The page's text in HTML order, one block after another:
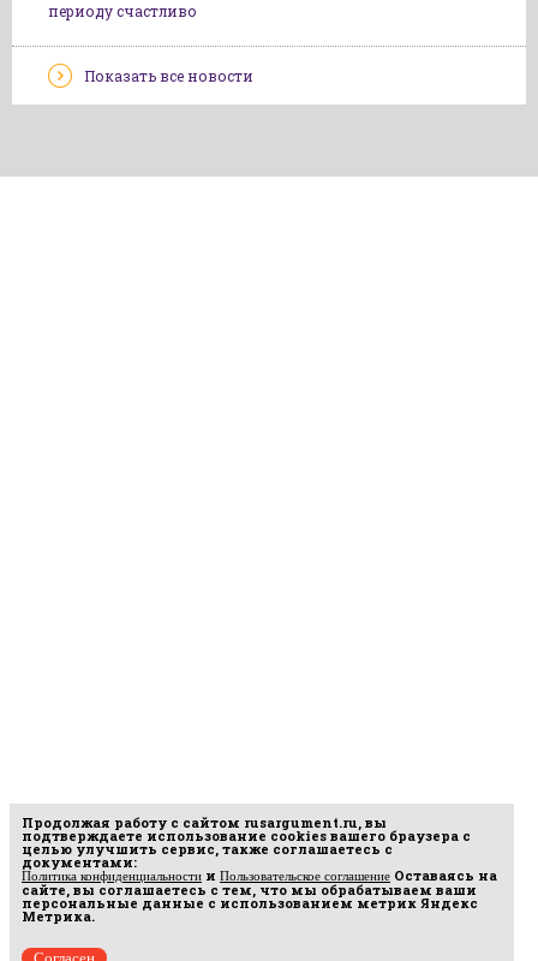
периоду счастливо
Показать все новости
Продолжая работу с сайтом rusargument.ru, вы
подтверждаете использование cookies вашего браузера с
целью улучшить сервис, также соглашаетесь с
документами:
Политика конфиденциальности и Пользовательское соглашение Оставаясь на
сайте, вы соглашаетесь с тем, что мы обрабатываем ваши
персональные данные с использованием метрик Яндекс
Метрика.